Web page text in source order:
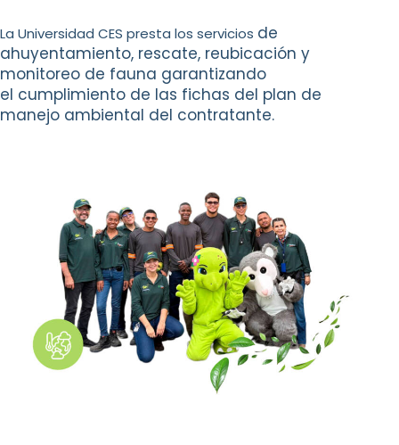
La Universidad CES presta los servicios de
ahuyentamiento, rescate, reubicación y
monitoreo de fauna garantizando
el cumplimiento de las fichas del plan de
manejo ambiental del contratante.